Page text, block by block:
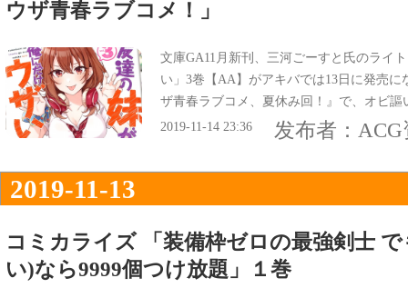
ウザ青春ラブコメ！」
文庫GA11月新刊、三河ごーすと氏のライ
い」3巻【AA】がアキバでは13日に発売
ザ青春ラブコメ、夏休み回！』で、オビ
ズラしちゃうぞ★ウザかわJKの夏！大興
2019-11-14 23:36 发布者：
2019-11-13
コミカライズ 「装備枠ゼロの最強剣士
い)なら9999個つけ放題」１巻